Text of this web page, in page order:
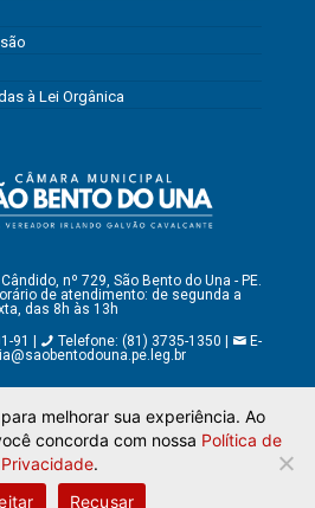
à Lei Orgânica
nº 729, São Bento do Una - PE.
de atendimento: de segunda a
das 8h às 13h
91 |
Telefone: (81) 3735-1350 |
E-
Bento do Una - PE
agência de publicidadeLumusWeb -
Agência Digital
melhorar sua experiência. Ao
concorda com nossa Política de
Privacidade.
Recusar